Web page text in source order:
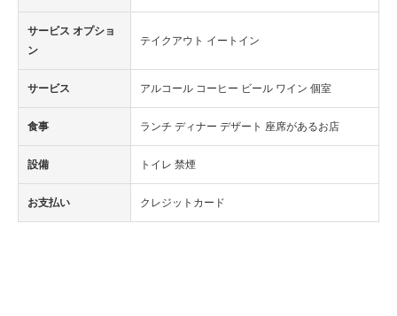
サービス オプショ
ン
テイクアウト イートイン
サービス アルコール コーヒー ビール ワイン 個室
食事 ランチ ディナー デザート 座席があるお店
設備 トイレ 禁煙
お支払い クレジットカード